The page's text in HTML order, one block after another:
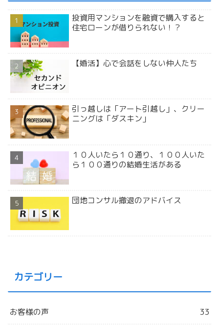
投資用マンションを融資で購入すると
住宅ローンが借りられない！？
【婚活】心で会話をしない仲人たち
引っ越しは「アート引越し」、クリー
ニングは「ダスキン」
１０人いたら１０通り、１００人いた
ら１００通りの結婚生活がある
団地コンサル撤退のアドバイス
カテゴリー
お客様の声 33